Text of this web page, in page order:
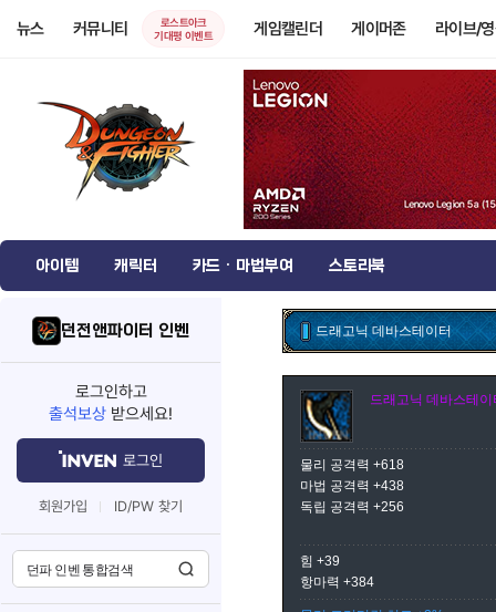
뉴스 커뮤니티
로스트아크
기대평 이벤트
게임캘린더 게이머존 라이브/
아이템 캐릭터 카드 · 마법부여 스토리북
던전앤파이터 인벤
로그인하고
출석보상 받으세요!
로그인
회원가입 ID/PW 찾기
드래고닉 데바스테이터
드래고닉 데바스테이
물리 공격력 +618
마법 공격력 +438
독립 공격력 +256
힘 +39
항마력 +384